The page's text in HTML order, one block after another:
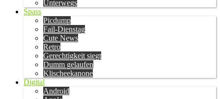
Unterwegs
Spass
Picdump
Fail-Dienstag
Cute News
Retro
Gerechtigkeit siegt
Dumm gelaufen
Klischeekanone
Digital
Android